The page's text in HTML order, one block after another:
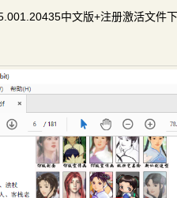
中文版+注册激活文件